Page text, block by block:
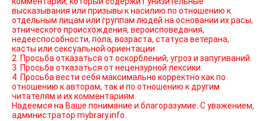
высказывания или призывы к насилию по отношению к
отдельным лицам или группам людей на основании их расы,
этнического происхождения, вероисповедания,
недееспособности, пола, возраста, статуса ветерана,
касты или сексуальной ориентации.
2. Просьба отказаться от оскорблений, угроз и запугиваний.
3. Просьба отказаться от нецензурной лексики.
4. Просьба вести себя максимально корректно как по
отношению к авторам, так и по отношению к другим
читателям и их комментариям.
Надеемся на Ваше понимание и благоразумие. С уважением,
администратор mybrary.info.